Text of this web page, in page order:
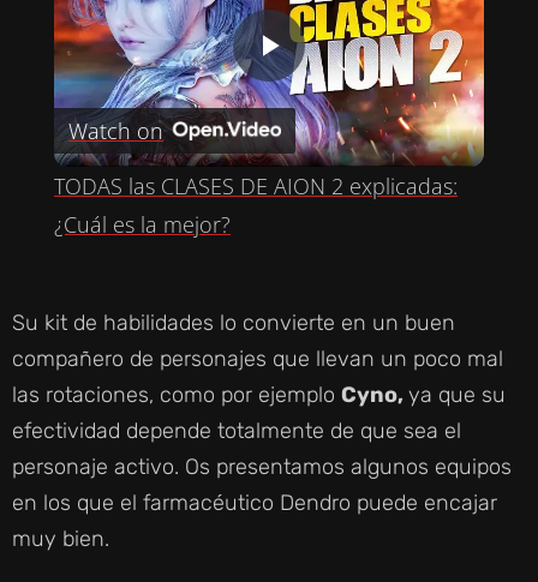
P
L
V
I
D
Watch on
TODAS las CLASES DE AION 2 explicadas:
¿Cuál es la mejor?
Su kit de habilidades lo convierte en un buen
compañero de personajes que llevan un poco mal
las rotaciones, como por ejemplo Cyno,ya que su
efectividad depende totalmente de que sea el
personaje activo. Os presentamos algunos equipos
en los que el farmacéutico Dendro puede encajar
muy bien.